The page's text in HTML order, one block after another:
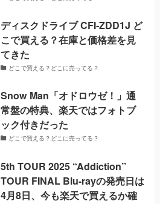
ディスクドライブ CFI-ZDD1J ど
こで買える？在庫と価格差を見
てきた
どこで買える？どこに売ってる？
Snow Man「オドロウゼ！」通
常盤の特典、楽天ではフォトブ
ック付きだった
どこで買える？どこに売ってる？
5th TOUR 2025 “Addiction”
TOUR FINAL Blu-rayの発売日は
4月8日、今も楽天で買えるか確